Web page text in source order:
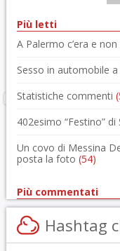
Più letti
A Palermo c’era e non
Sesso in automobile
Statistiche commenti
402esimo “Festino” di
Un covo di Messina
posta la foto (54)
Più commentati
Hashtag